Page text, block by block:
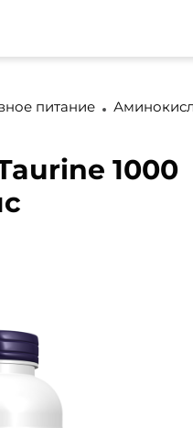
питание
1000